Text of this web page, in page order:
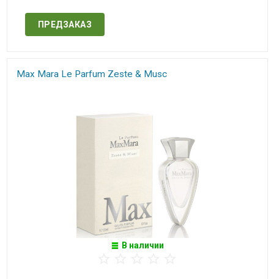
ПРЕДЗАКАЗ
Max Mara Le Parfum Zeste & Musc
В наличии